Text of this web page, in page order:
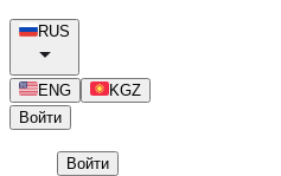
RUS
ENG
KGZ
Войти
Войти